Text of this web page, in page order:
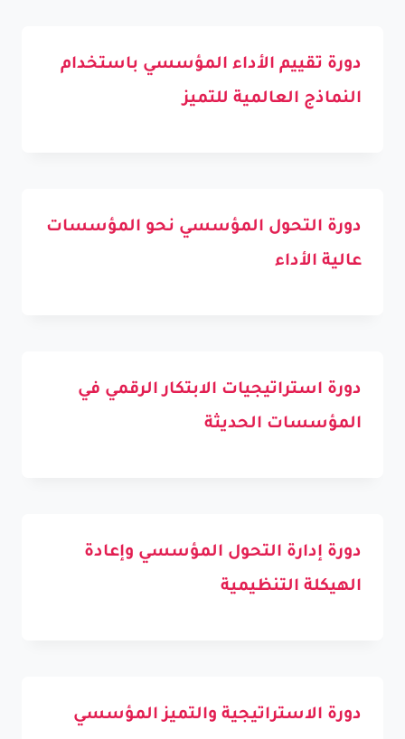
دورة تقييم الأداء المؤسسي باستخدام
النماذج العالمية للتميز
دورة التحول المؤسسي نحو المؤسسات
عالية الأداء
دورة استراتيجيات الابتكار الرقمي في
المؤسسات الحديثة
دورة إدارة التحول المؤسسي وإعادة
الهيكلة التنظيمية
دورة الاستراتيجية والتميز المؤسسي